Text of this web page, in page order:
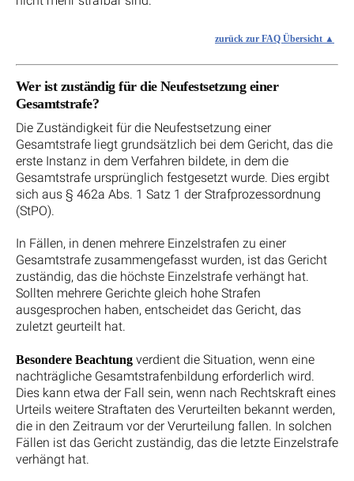
zurück zur FAQ Übersicht
Wer ist zuständig für die Neufestsetzung einer
Gesamtstrafe?
Die Zuständigkeit für die Neufestsetzung einer
Gesamtstrafe liegt grundsätzlich bei dem Gericht, das die
erste Instanz in dem Verfahren bildete, in dem die
Gesamtstrafe ursprünglich festgesetzt wurde. Dies ergibt
sich aus § 462a Abs. 1 Satz 1 der Strafprozessordnung
(StPO).
In Fällen, in denen mehrere Einzelstrafen zu einer
Gesamtstrafe zusammengefasst wurden, ist das Gericht
zuständig, das die höchste Einzelstrafe verhängt hat.
Sollten mehrere Gerichte gleich hohe Strafen
ausgesprochen haben, entscheidet das Gericht, das
zuletzt geurteilt hat.
Besondere Beachtung verdient die Situation, wenn eine
nachträgliche Gesamtstrafenbildung erforderlich wird.
Dies kann etwa der Fall sein, wenn nach Rechtskraft eines
Urteils weitere Straftaten des Verurteilten bekannt werden,
die in den Zeitraum vor der Verurteilung fallen. In solchen
Fällen ist das Gericht zuständig, das die letzte Einzelstrafe
verhängt hat.